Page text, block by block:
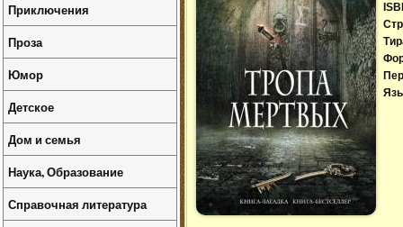
Приключения
Проза
Юмор
Детское
Дом и семья
Наука, Образование
Справочная литература